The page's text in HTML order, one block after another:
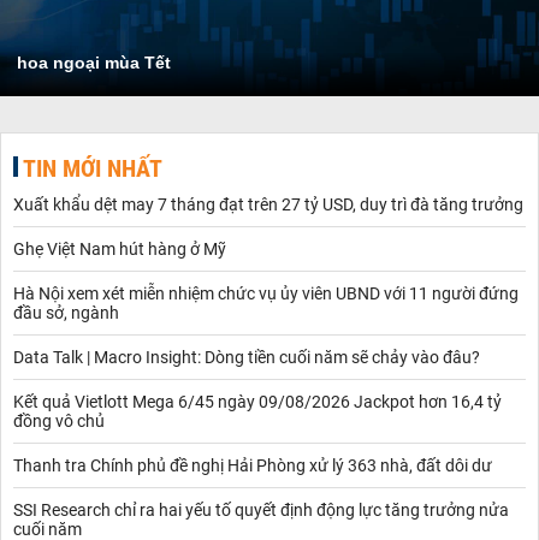
hoa ngoại mùa Tết
TIN MỚI NHẤT
Xuất khẩu dệt may 7 tháng đạt trên 27 tỷ USD, duy trì đà tăng trưởng
Ghẹ Việt Nam hút hàng ở Mỹ
Hà Nội xem xét miễn nhiệm chức vụ ủy viên UBND với 11 người đứng
đầu sở, ngành
Data Talk | Macro Insight: Dòng tiền cuối năm sẽ chảy vào đâu?
Kết quả Vietlott Mega 6/45 ngày 09/08/2026 Jackpot hơn 16,4 tỷ
đồng vô chủ
Thanh tra Chính phủ đề nghị Hải Phòng xử lý 363 nhà, đất dôi dư
SSI Research chỉ ra hai yếu tố quyết định động lực tăng trưởng nửa
cuối năm